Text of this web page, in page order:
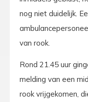
nog niet duidelijk.
van rook.
Rond 21.45 uur
melding van een
rook vrijgekomen,